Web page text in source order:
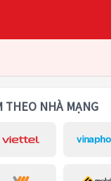
THEO NHÀ MẠNG